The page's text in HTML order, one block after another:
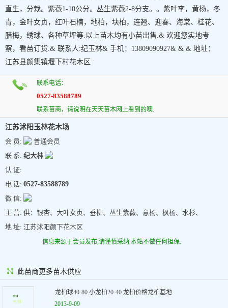
直生，分栽。紫薇1-10公分。丛生紫薇2-8分支。。紫叶李，黄杨，冬
青，金叶女贞，红叶石楠，地柏，块柏，连翘、迎春、海棠、桂花、
腊梅，绣球、各种草坪等.以上苗木均有小苗出售.& 欢迎您实地考
察，看苗订货.& 联系人:纪玉林& 手机：13809090927& & & 地址：
江苏县颜集镇堰下村花木区
联系电话：
0527-83588789
联系苗商，请说明在天天苗木网上看到的噢.
江苏沭阳玉林花木场
会 员:
普通会员
联 系: 纪大林
认 证:
电 话: 0527-83588789
微 信:
主 营: 供：银杏、大叶女贞、垂柳、丛生紫薇、意杨、枫杨、水杉、
地 址: 江苏沭阳颜下花木区
信息来源于会员发布,请谨慎采纳.本站不做任何担保.
此苗商更多苗木供应
龙柏球40-80.小龙柏20-40.龙柏价格龙柏基地
2013-9-09